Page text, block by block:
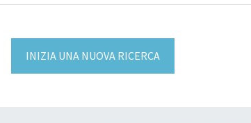
INIZIA UNA NUOVA RICERCA